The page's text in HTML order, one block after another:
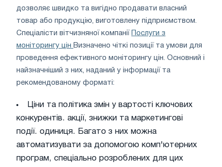
дозволяє швидко та вигідно продавати власний
товар або продукцію, виготовлену підприємством.
Спеціалісти вітчизняної компанії
Послуги з
моніторингу цін Визначено чіткі позиції та умови для
проведення ефективного моніторингу цін. Основний і
найзначніший з них, наданий у інформації та
рекомендованому форматі:
Ціни та політика змін у вартості ключових
конкурентів. акції, знижки та маркетингові
події. одиниця. Багато з них можна
автоматизувати за допомогою комп'ютерних
програм, спеціально розроблених для цих